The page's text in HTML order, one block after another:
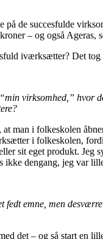
de succesfulde
– og også
iværksætter? Det
virksomhed,”
at man i folkeskolen
i folkeskolen,
sit eget produkt.
dengang, jeg var
emne, men
det – og så start en